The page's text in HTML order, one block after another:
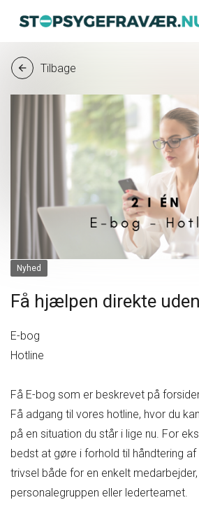
arrow_back Tilbage
Nyhed
Få hjælpen direkte
E-bog
Hotline
Få E-bog som er beskrevet på
Få adgang til vores hotline, hvor du
på en situation du står i lige nu. For
bedst at gøre i forhold til håndtering
trivsel både for en enkelt
personalegruppen eller lederteamet.